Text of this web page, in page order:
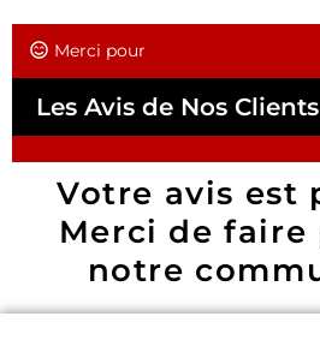
Merci pour
Les Avis de Nos
Votre avis est
Merci de faire
notre